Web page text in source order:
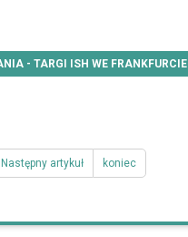
- TARGI ISH WE FRANKFURCIE
Następny artykuł koniec